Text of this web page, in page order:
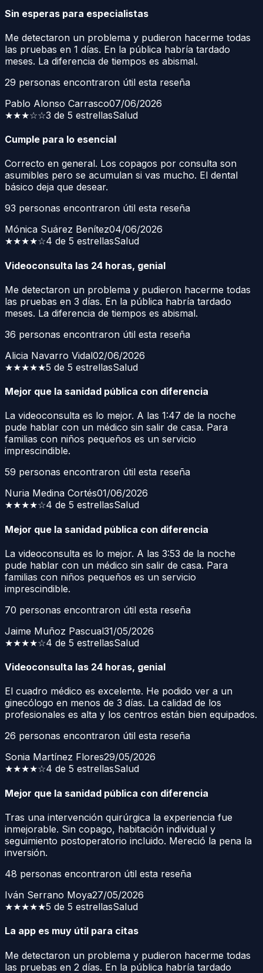
Sin esperas para especialistas
Me detectaron un problema y pudieron hacerme todas
las pruebas en 1 días. En la pública habría tardado
meses. La diferencia de tiempos es abismal.
29 personas encontraron útil esta reseña
Pablo Alonso Carrasco07/06/2026
★★★☆☆3 de 5 estrellasSalud
Cumple para lo esencial
Correcto en general. Los copagos por consulta son
asumibles pero se acumulan si vas mucho. El dental
básico deja que desear.
93 personas encontraron útil esta reseña
Mónica Suárez Benítez04/06/2026
★★★★☆4 de 5 estrellasSalud
Videoconsulta las 24 horas, genial
Me detectaron un problema y pudieron hacerme todas
las pruebas en 3 días. En la pública habría tardado
meses. La diferencia de tiempos es abismal.
36 personas encontraron útil esta reseña
Alicia Navarro Vidal02/06/2026
★★★★★5 de 5 estrellasSalud
Mejor que la sanidad pública con diferencia
La videoconsulta es lo mejor. A las 1:47 de la noche
pude hablar con un médico sin salir de casa. Para
familias con niños pequeños es un servicio
imprescindible.
59 personas encontraron útil esta reseña
Nuria Medina Cortés01/06/2026
★★★★☆4 de 5 estrellasSalud
Mejor que la sanidad pública con diferencia
La videoconsulta es lo mejor. A las 3:53 de la noche
pude hablar con un médico sin salir de casa. Para
familias con niños pequeños es un servicio
imprescindible.
70 personas encontraron útil esta reseña
Jaime Muñoz Pascual31/05/2026
★★★★☆4 de 5 estrellasSalud
Videoconsulta las 24 horas, genial
El cuadro médico es excelente. He podido ver a un
ginecólogo en menos de 3 días. La calidad de los
profesionales es alta y los centros están bien equipados.
26 personas encontraron útil esta reseña
Sonia Martínez Flores29/05/2026
★★★★☆4 de 5 estrellasSalud
Mejor que la sanidad pública con diferencia
Tras una intervención quirúrgica la experiencia fue
inmejorable. Sin copago, habitación individual y
seguimiento postoperatorio incluido. Mereció la pena la
inversión.
48 personas encontraron útil esta reseña
Iván Serrano Moya27/05/2026
★★★★★5 de 5 estrellasSalud
La app es muy útil para citas
Me detectaron un problema y pudieron hacerme todas
las pruebas en 2 días. En la pública habría tardado